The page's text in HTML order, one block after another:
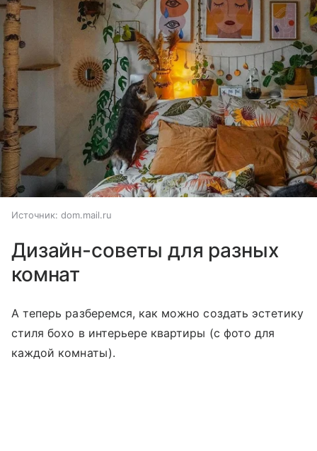
Источник: dom.mail.ru
Дизайн-советы для разных
комнат
А теперь разберемся, как можно создать эстетику
стиля бохо в интерьере квартиры (с фото для
каждой комнаты).